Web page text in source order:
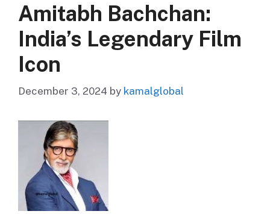
Amitabh Bachchan:
India’s Legendary Film
Icon
December 3, 2024 by kamalglobal